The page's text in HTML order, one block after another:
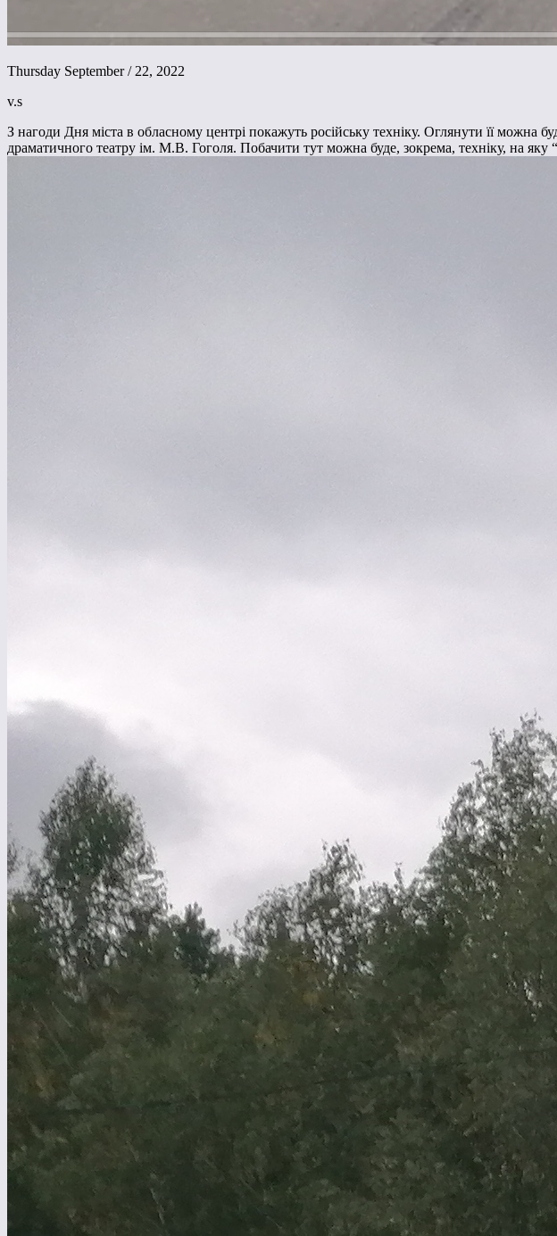
Thursday September / 22, 2022
v.s
З нагоди Дня міста в обласному центрі покажуть російську техніку. Оглянути її можна
драматичного театру ім. М.В. Гоголя. Побачити тут можна буде, зокрема, техніку, на яку